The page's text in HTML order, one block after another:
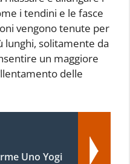
i tendini e le fasce
vengono tenute per
lunghi, solitamente da
un maggiore
delle
Uno Yogi